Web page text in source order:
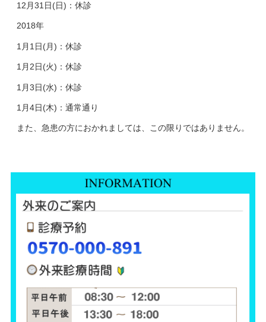
12月31日(日)：休診
2018年
1月1日(月)：休診
1月2日(火)：休診
1月3日(水)：休診
1月4日(木)：通常通り
また、急患の方におかれましては、この限りではありません。